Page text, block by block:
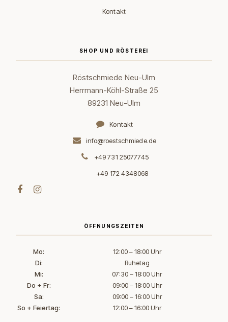
Kontakt
SHOP UND RÖSTEREI
Röstschmiede Neu-Ulm
Herrmann-Köhl-Straße 25
89231 Neu-Ulm
Kontakt
info@roestschmiede.de
+49 731 25077745
+49 172 4348068
ÖFFNUNGSZEITEN
Mo:
12:00 – 18:00 Uhr
Di:
Ruhetag
Mi:
07:30 – 18:00 Uhr
Do + Fr:
09:00 – 18:00 Uhr
Sa:
09:00 – 16:00 Uhr
So + Feiertag:
12:00 – 16:00 Uhr